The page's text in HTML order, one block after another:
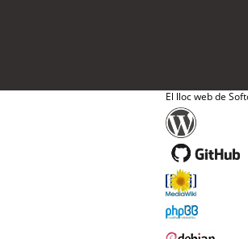
El lloc web de